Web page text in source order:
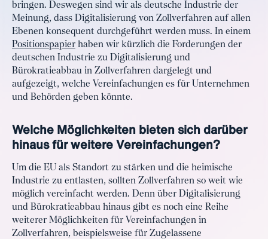
bringen. Deswegen sind wir als deutsche Industrie der
Meinung, dass Digitalisierung von Zollverfahren auf allen
Ebenen konsequent durchgeführt werden muss. In einem
Positionspapier haben wir kürzlich die Forderungen der
deutschen Industrie zu Digitalisierung und
Bürokratieabbau in Zollverfahren dargelegt und
aufgezeigt, welche Vereinfachungen es für Unternehmen
und Behörden geben könnte.
Welche Möglichkeiten bieten sich darüber
hinaus für weitere Vereinfachungen?
Um die EU als Standort zu stärken und die heimische
Industrie zu entlasten, sollten Zollverfahren so weit wie
möglich vereinfacht werden. Denn über Digitalisierung
und Bürokratieabbau hinaus gibt es noch eine Reihe
weiterer Möglichkeiten für Vereinfachungen in
Zollverfahren, beispielsweise für Zugelassene